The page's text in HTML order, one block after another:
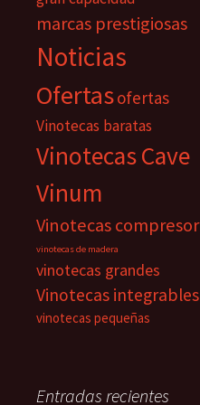
marcas prestigiosas
Noticias
Ofertasofertas
Vinotecas baratas
Vinotecas Cave
Vinum
Vinotecas compresor
vinotecas de madera
vinotecas grandes
Vinotecas integrables
vinotecas pequeñas
Entradas recientes